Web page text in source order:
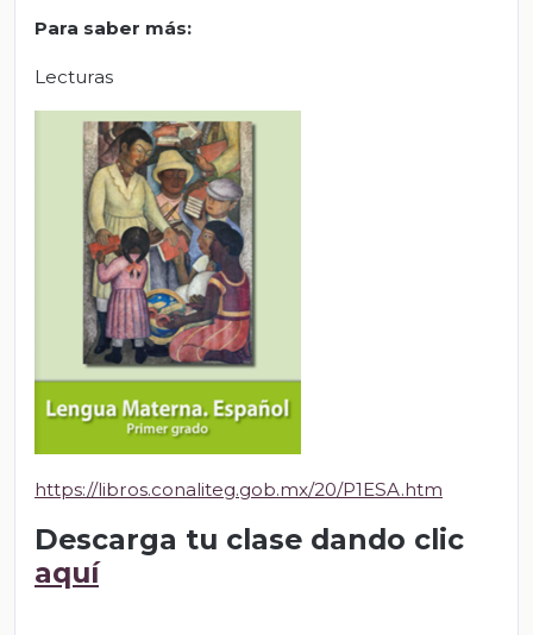
Para saber más:
Lecturas
https://libros.conaliteg.gob.mx/20/P1ESA.htm
Descarga tu clase dando clic
aquí